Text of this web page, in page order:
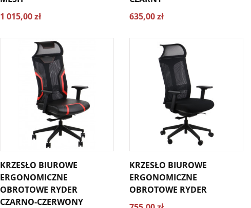
1 015,00 zł
635,00 zł
KRZESŁO BIUROWE
ERGONOMICZNE
OBROTOWE RYDER
CZARNO-CZERWONY
KRZESŁO BIUROWE
ERGONOMICZNE
OBROTOWE RYDER